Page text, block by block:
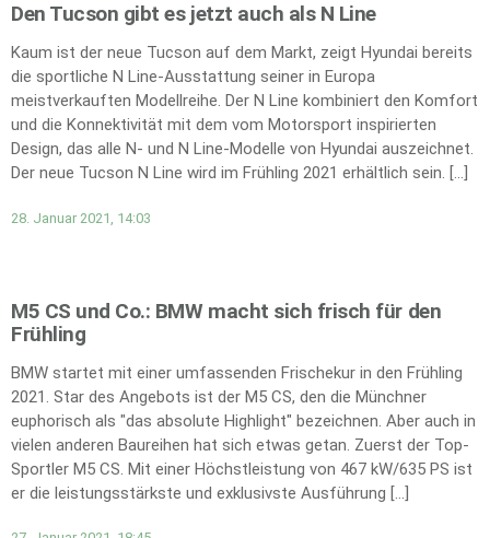
Den Tucson gibt es jetzt auch als N Line
Kaum ist der neue Tucson auf dem Markt, zeigt Hyundai bereits
die sportliche N Line-Ausstattung seiner in Europa
meistverkauften Modellreihe. Der N Line kombiniert den Komfort
und die Konnektivität mit dem vom Motorsport inspirierten
Design, das alle N- und N Line-Modelle von Hyundai auszeichnet.
Der neue Tucson N Line wird im Frühling 2021 erhältlich sein. […]
28. Januar 2021, 14:03
M5 CS und Co.: BMW macht sich frisch für den
Frühling
BMW startet mit einer umfassenden Frischekur in den Frühling
2021. Star des Angebots ist der M5 CS, den die Münchner
euphorisch als "das absolute Highlight" bezeichnen. Aber auch in
vielen anderen Baureihen hat sich etwas getan. Zuerst der Top-
Sportler M5 CS. Mit einer Höchstleistung von 467 kW/635 PS ist
er die leistungsstärkste und exklusivste Ausführung […]